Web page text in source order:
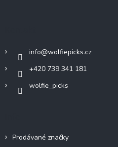
info@wolfiepicks.cz
+420 739 341 181
wolfie_picks
Prodávané značky